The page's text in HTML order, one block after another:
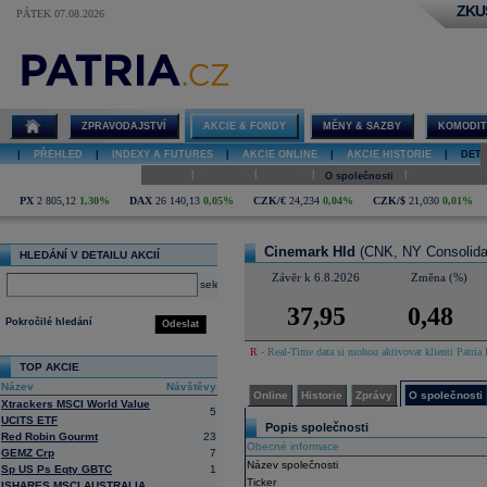
PÁTEK 07.08.2026
Cinemark Hld
ZPRAVODAJSTVÍ AKCIE & FONDY MĚNY & SAZBY
PŘEHLED INDEXY A FUTURES AKCIE ONLINE AKCIE HISTORIE
O společnosti
PX 2 805,12 1,30% DAX 26 140,13 0,05% CZK/€ 24,234 0,04% CZK/$ 21,030 0,01%
HLEDÁNÍ V DETAILU AKCIÍ
select
Odeslat
Pokročilé hledání
TOP AKCIE
Název
Návštěvy
Xtrackers MSCI World Value
UCITS ETF
5
Red Robin Gourmt
23
GEMZ Crp
7
Sp US Ps Eqty GBTC
1
Cinemark Hld (CNK, NY
Závěr k 6.8.2026 Změna (%)
37,95 0,48
R - Real-Time data si mohou aktivovat klienti
Online Historie Zprávy O společnosti
Popis společnosti
Obecné informace
Název společnosti
Ticker